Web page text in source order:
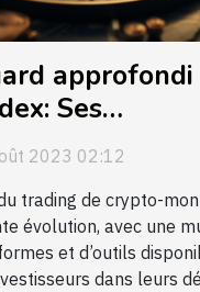
Ses
et son
l'économie
du trading de
2023 02:12
trading de crypto-
évolution, avec une
et d’outils
dans leurs